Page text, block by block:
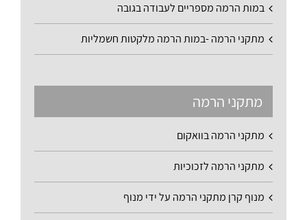
במות הרמה מספריים לעבודה בגובה
מתקני הרמה -במות הרמה מלקטות חשמליות
מתקני הרמה
מתקני הרמה בוואקום
מתקני הרמה לזכוכיות
מנוף קרן מתקני הרמה על ידי מנוף